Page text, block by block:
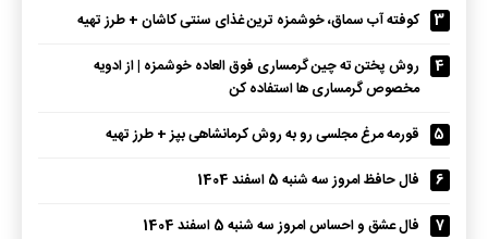
3
کوفته آب سماق، خوشمزه ترین غذای سنتی کاشان + طرز تهیه
4
روش پختن ته چین گرمساری فوق العاده خوشمزه | از ادویه
مخصوص گرمساری ها استفاده کن
5
قورمه مرغ مجلسی رو به روش کرمانشاهی بپز + طرز تهیه
6
فال حافظ امروز سه شنبه 5 اسفند 1404
7
فال عشق و احساس امروز سه شنبه 5 اسفند 1404